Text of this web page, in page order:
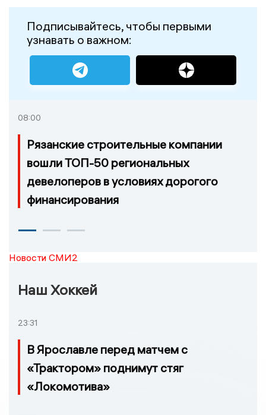
Подписывайтесь, чтобы первыми
узнавать о важном:
08:00
Рязанские строительные компании
вошли ТОП-50 региональных
девелоперов в условиях дорогого
финансирования
Новости СМИ2
Наш Хоккей
23:31
В Ярославле перед матчем с
«Трактором» поднимут стяг
«Локомотива»